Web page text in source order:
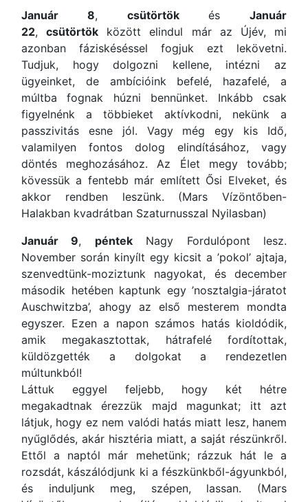
Január 8, csütörtökés Január
22,csütörtök között elindul már az Újév, mi
azonban fáziskéséssel fogjuk ezt lekövetni.
Tudjuk, hogy dolgozni kellene, intézni az
ügyeinket, de ambícióink befelé, hazafelé, a
múltba fognak húzni bennünket. Inkább csak
figyelnénk a többieket aktívkodni, nekünk a
passzivitás esne jól. Vagy még egy kis Idő,
valamilyen fontos dolog elindításához, vagy
döntés meghozásához. Az Élet megy tovább;
kövessük a fentebb már említett Ősi Elveket, és
akkor rendben leszünk. (Mars Vízöntőben-
Halakban kvadrátban Szaturnusszal Nyilasban)
Január 9, péntekNagy Fordulópont lesz.
November során kinyílt egy kicsit a ’pokol’ ajtaja,
szenvedtünk-moziztunk nagyokat, és december
második hetében kaptunk egy ’nosztalgia-járatot
Auschwitzba’, ahogy az első mesterem mondta
egyszer. Ezen a napon számos hatás kioldódik,
amik megakasztottak, hátrafelé fordítottak,
küldözgették a dolgokat a rendezetlen
múltunkból!
Láttuk eggyel feljebb, hogy két hétre
megakadtnak érezzük majd magunkat; itt azt
látjuk, hogy ez nem valódi hatás miatt lesz, hanem
nyűglődés, akár hisztéria miatt, a saját részünkről.
Ettől a naptól már mehetünk; rázzuk hát le a
rozsdát, kászálódjunk ki a fészkünkből-ágyunkból,
és induljunk meg, szépen, lassan. (Mars